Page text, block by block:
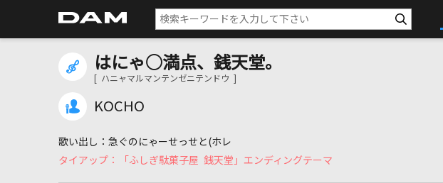
はにゃ○満点、銭天堂。
[ ハニャマルマンテンゼニテンドウ ]
KOCHO
急ぐのにゃーせっせと(ホレ
「ふしぎ駄菓子屋 銭天堂」エンディングテーマ